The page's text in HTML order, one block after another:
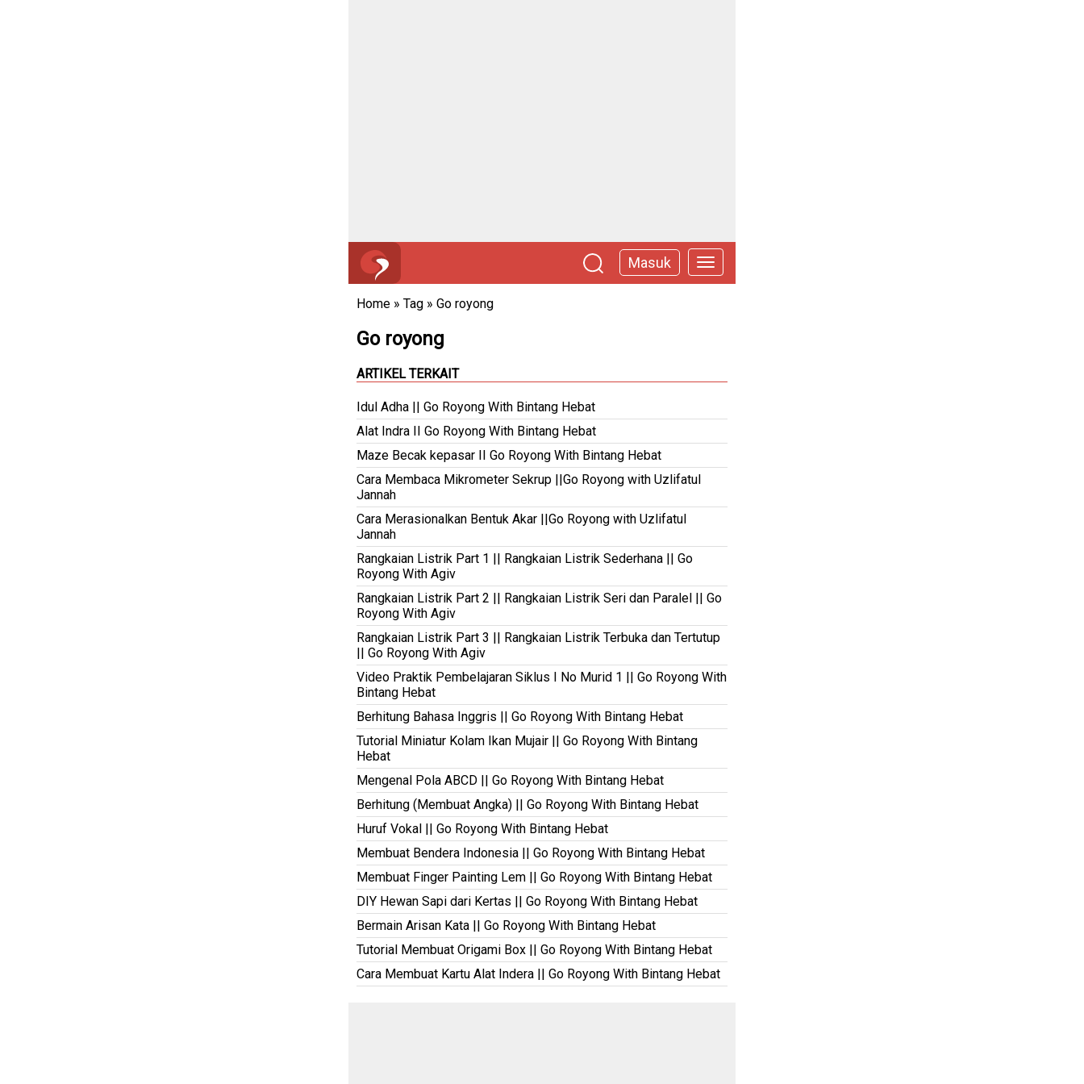
Masuk
Home » Tag » Go royong
Go royong
ARTIKEL TERKAIT
Idul Adha || Go Royong With Bintang Hebat
Alat Indra II Go Royong With Bintang Hebat
Maze Becak kepasar II Go Royong With Bintang Hebat
Cara Membaca Mikrometer Sekrup ||Go Royong with Uzlifatul
Jannah
Cara Merasionalkan Bentuk Akar ||Go Royong with Uzlifatul
Jannah
Rangkaian Listrik Part 1 || Rangkaian Listrik Sederhana || Go
Royong With Agiv
Rangkaian Listrik Part 2 || Rangkaian Listrik Seri dan Paralel || Go
Royong With Agiv
Rangkaian Listrik Part 3 || Rangkaian Listrik Terbuka dan Tertutup
|| Go Royong With Agiv
Video Praktik Pembelajaran Siklus I No Murid 1 || Go Royong With
Bintang Hebat
Berhitung Bahasa Inggris || Go Royong With Bintang Hebat
Tutorial Miniatur Kolam Ikan Mujair || Go Royong With Bintang
Hebat
Mengenal Pola ABCD || Go Royong With Bintang Hebat
Berhitung (Membuat Angka) || Go Royong With Bintang Hebat
Huruf Vokal || Go Royong With Bintang Hebat
Membuat Bendera Indonesia || Go Royong With Bintang Hebat
Membuat Finger Painting Lem || Go Royong With Bintang Hebat
DIY Hewan Sapi dari Kertas || Go Royong With Bintang Hebat
Bermain Arisan Kata || Go Royong With Bintang Hebat
Tutorial Membuat Origami Box || Go Royong With Bintang Hebat
Cara Membuat Kartu Alat Indera || Go Royong With Bintang Hebat